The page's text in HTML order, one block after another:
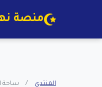
منصة
المنتدى / ساحة